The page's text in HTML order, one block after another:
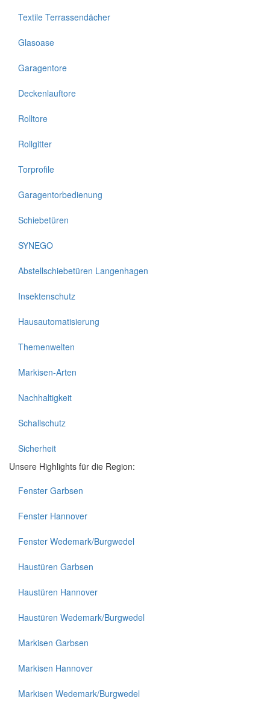
Textile Terrassendächer
Glasoase
Garagentore
Deckenlauftore
Rolltore
Rollgitter
Torprofile
Garagentorbedienung
Schiebetüren
SYNEGO
Abstellschiebetüren Langenhagen
Insektenschutz
Hausautomatisierung
Themenwelten
Markisen-Arten
Nachhaltigkeit
Schallschutz
Sicherheit
Unsere Highlights für die Region:
Fenster Garbsen
Fenster Hannover
Fenster Wedemark/Burgwedel
Haustüren Garbsen
Haustüren Hannover
Haustüren Wedemark/Burgwedel
Markisen Garbsen
Markisen Hannover
Markisen Wedemark/Burgwedel